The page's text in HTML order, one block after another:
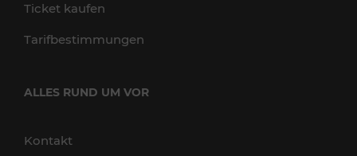
Ticket kaufen
Tarifbestimmungen
ALLES RUND UM VOR
Kontakt